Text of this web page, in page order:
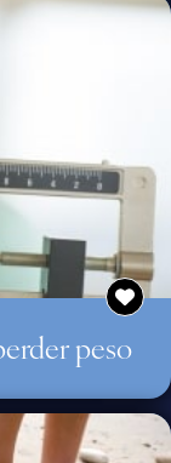
peso